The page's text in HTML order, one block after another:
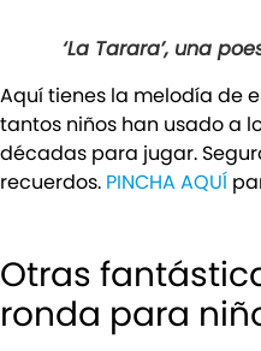
‘La Tarara’, una
Aquí tienes la melodía de
tantos niños han usado a
décadas para jugar.
recuerdos. PINCHA AQUÍ
Otras
ronda para